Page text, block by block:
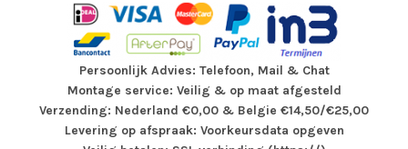
Persoonlijk Advies: Telefoon, Mail & Chat
Montage service: Veilig & op maat afgesteld
Verzending: Nederland €0,00 & Belgie €14,50/€25,00
Levering op afspraak: Voorkeursdata opgeven